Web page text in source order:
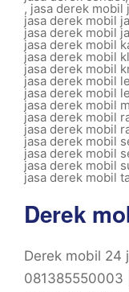
, jasa derek mobil
jasa derek mobil
jasa derek mobil
jasa derek mobil
jasa derek mobil
jasa derek mobil
jasa derek mobil
jasa derek mobil
jasa derek mobil
jasa derek mobil
jasa derek mobil
jasa derek mobil
jasa derek mobil
jasa derek mobil
jasa derek mobil
Derek
Derek mobil 24
081385550003